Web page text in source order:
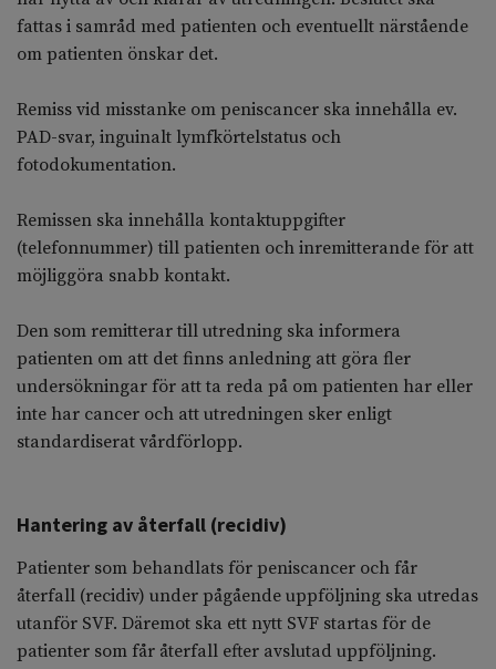
fattas i samråd med patienten och eventuellt närstående
om patienten önskar det.
Remiss vid misstanke om peniscancer ska innehålla ev.
PAD-svar, inguinalt lymfkörtelstatus och
fotodokumentation.
Remissen ska innehålla kontaktuppgifter
(telefonnummer) till patienten och inremitterande för att
möjliggöra snabb kontakt.
Den som remitterar till utredning ska informera
patienten om att det finns anledning att göra fler
undersökningar för att ta reda på om patienten har eller
inte har cancer och att utredningen sker enligt
standardiserat vårdförlopp.
Hantering av återfall (recidiv)
Patienter som behandlats för peniscancer och får
återfall (recidiv) under pågående uppföljning ska utredas
utanför SVF. Däremot ska ett nytt SVF startas för de
patienter som får återfall efter avslutad uppföljning.